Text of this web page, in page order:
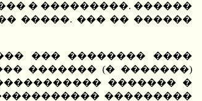
� ���������. ������
�����. ��� �� ������
��� �������� ����
������� (� �������)
������� �
���������